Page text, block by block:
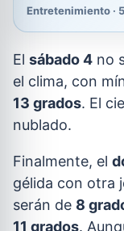
Entretenimiento ·
El sábado 4 no
el clima, con
13 grados. El
nublado.
Finalmente, el
gélida con otra
serán de 8
11 grados.